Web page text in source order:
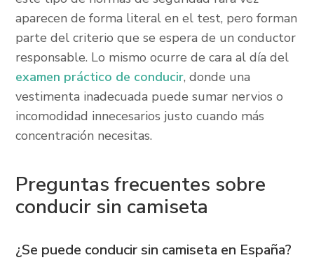
aparecen de forma literal en el test, pero forman
parte del criterio que se espera de un conductor
responsable. Lo mismo ocurre de cara al día del
examen práctico de conducir, donde una
vestimenta inadecuada puede sumar nervios o
incomodidad innecesarios justo cuando más
concentración necesitas.
Preguntas frecuentes sobre
conducir sin camiseta
¿Se puede conducir sin camiseta en España?